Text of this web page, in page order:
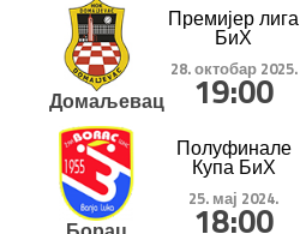
Домаљевац
Премијер лига
БиХ
28. октобар 2025.
19:00
Полуфинале
Купа БиХ
25. мај 2024.
18:00